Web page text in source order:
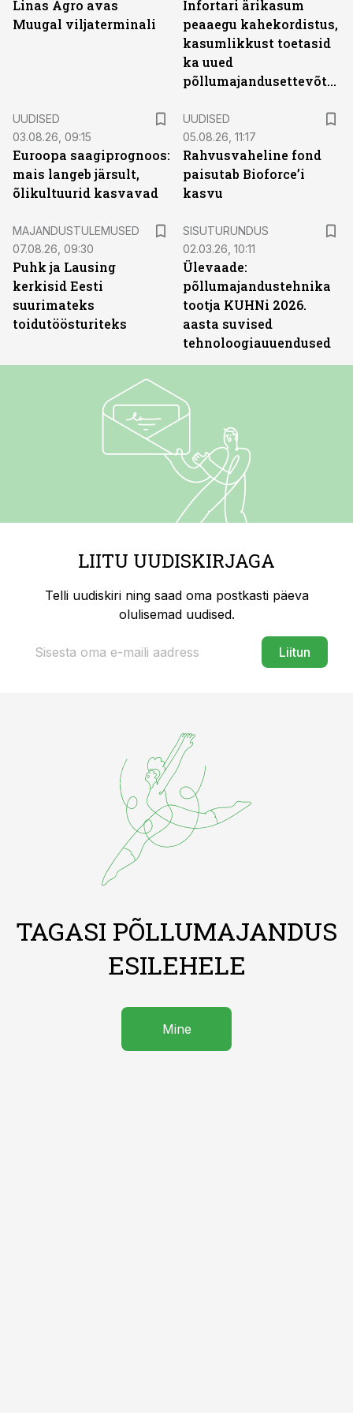
Linas Agro avas
Muugal viljaterminali
Infortari ärikasum
peaaegu kahekordistus,
kasumlikkust toetasid
ka uued
põllumajandusettevõtted
UUDISED
03.08.26, 09:15
Euroopa saagiprognoos:
mais langeb järsult,
õlikultuurid kasvavad
UUDISED
05.08.26, 11:17
Rahvusvaheline fond
paisutab Bioforce’i
kasvu
MAJANDUSTULEMUSED
07.08.26, 09:30
Puhk ja Lausing
kerkisid Eesti
suurimateks
toidutöösturiteks
SISUTURUNDUS
02.03.26, 10:11
Ülevaade:
põllumajandustehnika
tootja KUHNi 2026.
aasta suvised
tehnoloogiauuendused
LIITU UUDISKIRJAGA
Telli uudiskiri ning saad oma postkasti päeva
olulisemad uudised.
Liitun
TAGASI PÕLLUMAJANDUS
ESILEHELE
Mine